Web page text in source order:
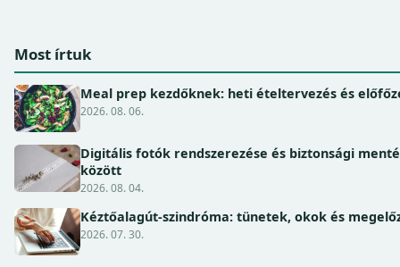
Most írtuk
Meal prep kezdőknek: heti ételtervezés és
2026. 08. 06.
Digitális fotók rendszerezése és biztonsági
között
2026. 08. 04.
Kéztőalagút-szindróma: tünetek, okok és
2026. 07. 30.